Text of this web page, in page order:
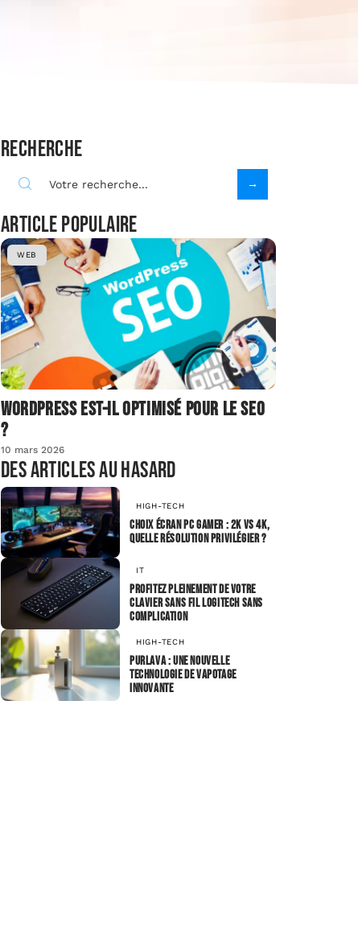
Recherche
Article populaire
WEB
Wordpress est-il optimisé pour le SEO
?
10 mars 2026
Des articles au hasard
HIGH-TECH
Choix écran PC gamer : 2K vs 4K,
quelle résolution privilégier ?
IT
Profitez pleinement de votre
clavier sans fil Logitech sans
complication
HIGH-TECH
Purlava : une nouvelle
technologie de vapotage
innovante